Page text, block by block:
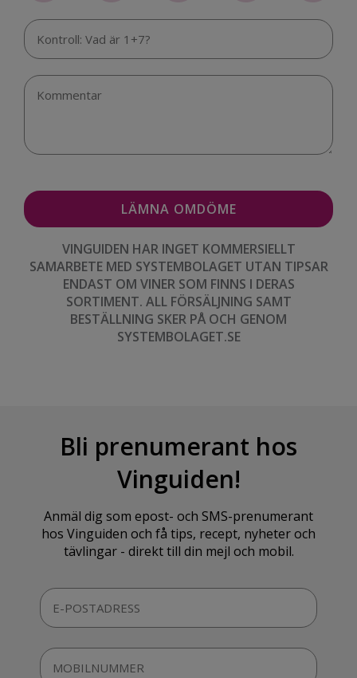
VINGUIDEN HAR INGET KOMMERSIELLT
SAMARBETE MED SYSTEMBOLAGET UTAN TIPSAR
ENDAST OM VINER SOM FINNS I DERAS
SORTIMENT. ALL FÖRSÄLJNING SAMT
BESTÄLLNING SKER PÅ OCH GENOM
SYSTEMBOLAGET.SE
Bli prenumerant hos
Vinguiden!
Anmäl dig som epost- och SMS-prenumerant
hos Vinguiden och få tips, recept, nyheter och
tävlingar - direkt till din mejl och mobil.